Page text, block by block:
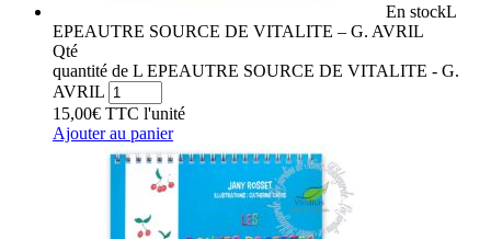
En stockL
EPEAUTRE SOURCE DE VITALITE – G. AVRIL
Qté
quantité de L EPEAUTRE SOURCE DE VITALITE - G.
AVRIL
15,00€ TTC l'unité
Ajouter au panier